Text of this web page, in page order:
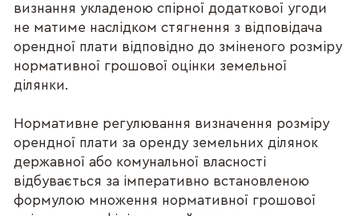
визнання укладеною спірної додаткової угоди
не матиме наслідком стягнення з відповідача
орендної плати відповідно до зміненого розміру
нормативної грошової оцінки земельної
ділянки.
Нормативне регулювання визначення розміру
орендної плати за оренду земельних ділянок
державної або комунальної власності
відбувається за імперативно встановленою
формулою множення нормативної грошової